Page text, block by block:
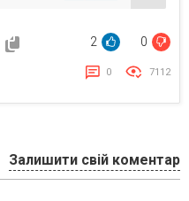
2 0
0 7112
Залишити свій коментар